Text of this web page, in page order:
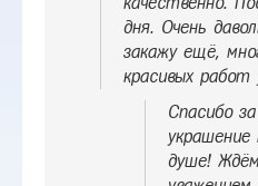
дня. Очень
закажу ещё,
красивых
Спасибо
душе!